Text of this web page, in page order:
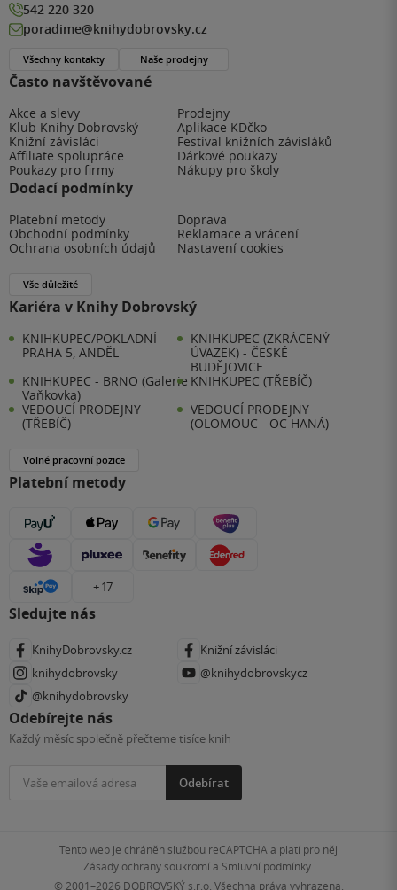
Často navštěvované
Akce a slevy
Prodejny
Klub Knihy Dobrovský
Aplikace KDčko
Knižní závisláci
Festival knižních závisláků
Affiliate spolupráce
Dárkové poukazy
Poukazy pro firmy
Nákupy pro školy
Dodací podmínky
Platební metody
Doprava
Obchodní podmínky
Reklamace a vrácení
Ochrana osobních údajů
Nastavení cookies
Vše důležité
Kariéra v Knihy Dobrovský
KNIHKUPEC/POKLADNÍ -
PRAHA 5, ANDĚL
KNIHKUPEC (ZKRÁCENÝ
ÚVAZEK) - ČESKÉ
BUDĚJOVICE
KNIHKUPEC - BRNO (Galerie
Vaňkovka)
KNIHKUPEC (TŘEBÍČ)
VEDOUCÍ PRODEJNY
(TŘEBÍČ)
VEDOUCÍ PRODEJNY
(OLOMOUC - OC HANÁ)
Volné pracovní pozice
Platební metody
+ 17
Sledujte nás
KnihyDobrovsky.cz
Knižní závisláci
knihydobrovsky
@knihydobrovskycz
@knihydobrovsky
Odebírejte nás
Každý měsíc společně přečteme tisíce knih
Odebírat
542 220 320
poradime@knihydobrovsky.cz
Všechny kontakty Naše prodejny
Tento web je chráněn službou reCAPTCHA a platí pro něj
Zásady ochrany soukromía Smluvní podmínky
© 2001–2026 DOBROVSKÝ s.r.o. Všechna práva vyhrazena.